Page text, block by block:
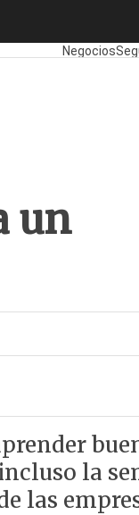
Negocios
un
la
las